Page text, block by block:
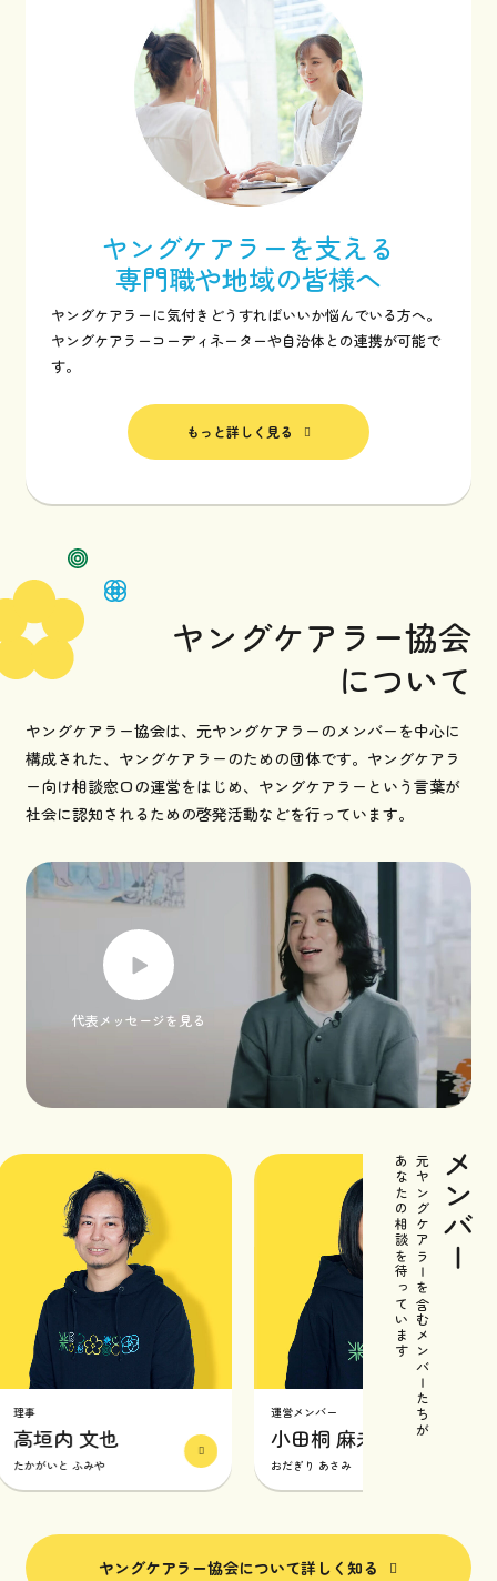
ヤングケアラーを支える
専門職や地域の皆様へ
ヤングケアラーに気付きどうすればいいか悩んでいる方へ。
ヤングケアラーコーディネーターや自治体との連携が可能で
す。
もっと詳しく見る
ヤングケアラー協会
について
ヤングケアラー協会は、元ヤングケアラーのメンバーを中心に
構成された、ヤングケアラーのための団体です。ヤングケアラ
ー向け相談窓口の運営をはじめ、ヤングケアラーという言葉が
社会に認知されるための啓発活動などを行っています。
代表メッセージを見る
メンバー
元ヤングケアラーを含むメンバーたちが
あなたの相談を待っています
内 文也
がいと ふみや
運営メンバー
小田桐 麻未
おだぎり あさみ
ヤングケアラー協会について詳しく知る